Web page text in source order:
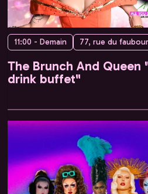
11:00 - Demain
The Brunch And Queen
drink buffet"